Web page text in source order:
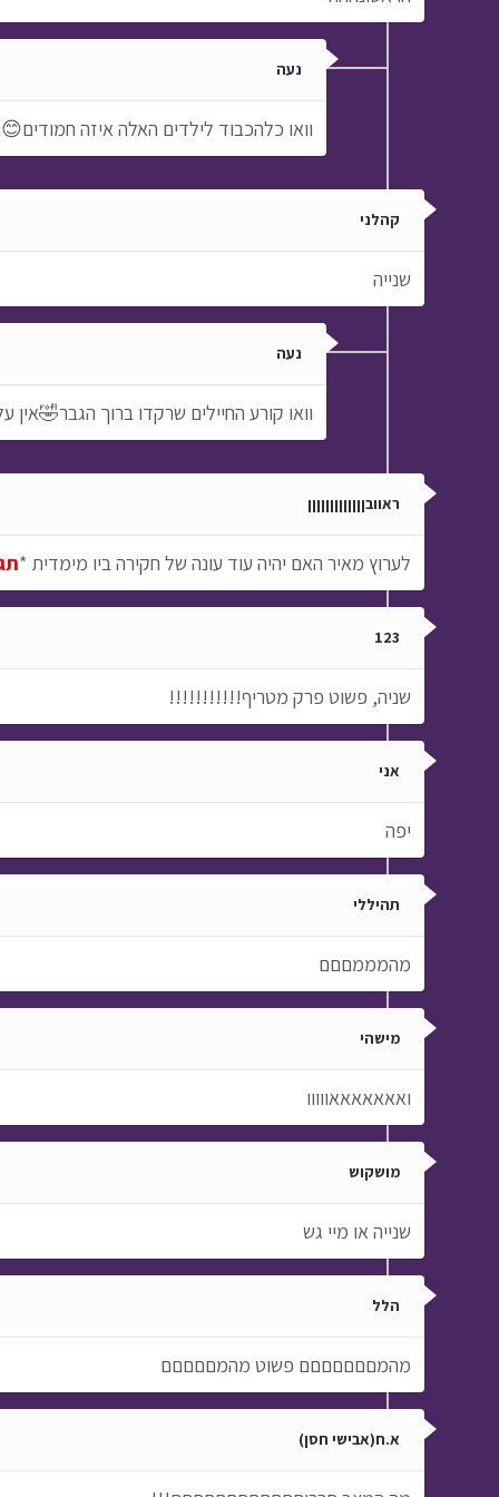
נעה
וואו כלהכבוד לילדים האלה איזה
קהלני
שנייה
נעה
וואו קורע החיילים שרקדו ברוך הגבר🤣אין
ראוובןןןןןןןןןןןןן
לערוץ מאיר האם יהיה עוד עונה של חקירה ביו מימדית *
123
שניה, פשוט פרק מטריף!!!!!!!!!!!
אני
יפה
תהיללי
מהמממםםם
מישהי
ואאאאאאאווווו
מושקוש
שנייה או מיי גש
הלל
מהמםםםםםםם פשוט מהמםםםםם
א.ח(אבישי חסן)